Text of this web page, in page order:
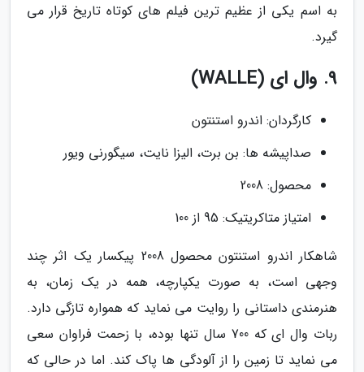
به اسم یکی از عظیم ترین فیلم های کوتاه تاریخ قرار می
گیرد.
9. وال ای (WALLE)
کارگردان: اندرو استنتون
صداپیشه ها: بن برت، الیزا نایت، سیگورنی ویور
محصول: 2008
امتیاز متاکریتیک: 95 از 100
شاهکار اندرو استنتون محصول 2008 پیکسار یک اثر چند
وجهی است، به صورت یکپارچه، همه در یک زمان، به
هنرمندی داستانی را روایت می نماید که همواره تازگی دارد.
ربات وال ای که 700 سال تنها بوده، با زحمت فراوان سعی
می نماید تا زمین را از آلودگی ها پاک کند. اما در حالی که